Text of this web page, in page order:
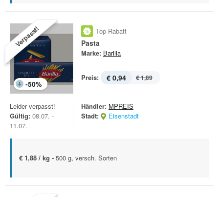
Verpasst!
-50%
Top Rabatt
Pasta
Marke: Barilla
Preis: € 0,94 € 1,89
Leider verpasst!
Gültig: 08.07. -
11.07.
Händler: MPREIS
Stadt:
Eisenstadt
€ 1,88 / kg - 500 g, versch. Sorten